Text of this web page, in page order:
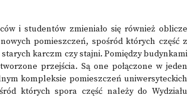
i studentów zmieniało się również oblicze
pomieszczeń, spośród których część z
karczm czy stajni. Pomiędzy budynkami
przejścia. Są one połączone w jeden
kompleksie pomieszczeń uniwersyteckich
których spora część należy do Wydziału